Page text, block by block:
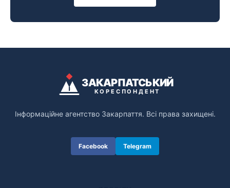
ЗАКАРПАТСЬКИЙ
КОРЕСПОНДЕНТ
Інформаційне агентство Закарпаття. Всі права захищені.
Facebook Telegram